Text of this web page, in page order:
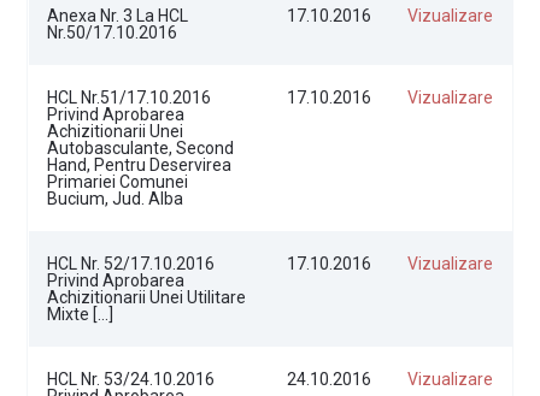
Anexa Nr. 3 La HCL
Nr.50/17.10.2016
17.10.2016 Vizualizare
HCL Nr.51/17.10.2016
Privind Aprobarea
Achizitionarii Unei
Autobasculante, Second
Hand, Pentru Deservirea
Primariei Comunei
Bucium, Jud. Alba
17.10.2016 Vizualizare
HCL Nr. 52/17.10.2016
Privind Aprobarea
Achizitionarii Unei Utilitare
Mixte […]
17.10.2016 Vizualizare
HCL Nr. 53/24.10.2016
24.10.2016 Vizualizare